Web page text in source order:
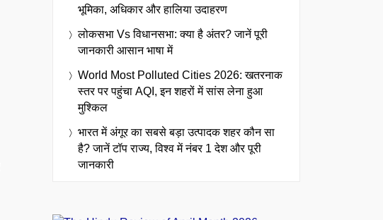
भूमिका, अधिकार और हालिया उदाहरण
लोकसभा Vs विधानसभा: क्या है अंतर? जानें पूरी
जानकारी आसान भाषा में
World Most Polluted Cities 2026: खतरनाक
स्तर पर पहुंचा AQI, इन शहरों में सांस लेना हुआ
मुश्किल
भारत में अंगूर का सबसे बड़ा उत्पादक शहर कौन सा
है? जानें टॉप राज्य, विश्व में नंबर 1 देश और पूरी
जानकारी